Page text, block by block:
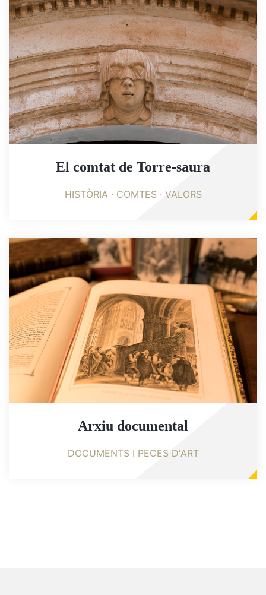
El comtat de Torre-saura
HISTÒRIA · COMTES · VALORS
Arxiu documental
DOCUMENTS I PECES D'ART